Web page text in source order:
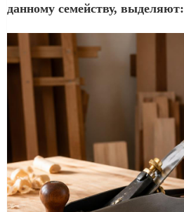
данному семейству, выделяют: